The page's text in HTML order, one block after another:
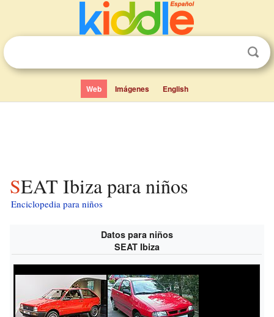
Web Imágenes English
SEAT Ibiza para niños
Enciclopedia para niños
Datos para niños
SEAT Ibiza